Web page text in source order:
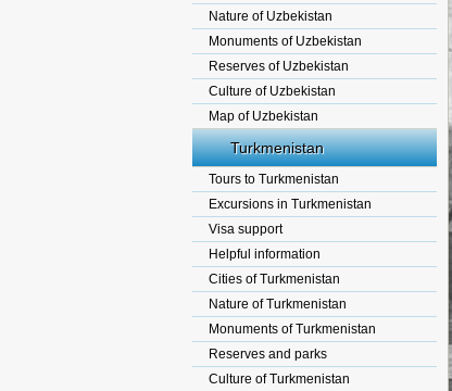
Nature of Uzbekistan
Monuments of Uzbekistan
Reserves of Uzbekistan
Culture of Uzbekistan
Map of Uzbekistan
Turkmenistan
Tours to Turkmenistan
Excursions in Turkmenistan
Visa support
Helpful information
Cities of Turkmenistan
Nature of Turkmenistan
Monuments of Turkmenistan
Reserves and parks
Culture of Turkmenistan